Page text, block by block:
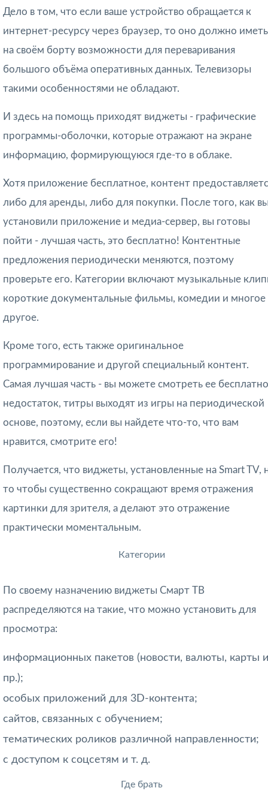
Дело в том, что если ваше устройство обращается к
интернет-ресурсу через браузер, то оно должно иметь
на своём борту возможности для переваривания
большого объёма оперативных данных. Телевизоры
такими особенностями не обладают.
И здесь на помощь приходят виджеты - графические
программы-оболочки, которые отражают на экране
информацию, формирующуюся где-то в облаке.
Хотя приложение бесплатное, контент
либо для аренды, либо для покупки. После того, как
установили приложение и медиа-сервер, вы готовы
пойти - лучшая часть, это бесплатно! Контентные
предложения периодически меняются, поэтому
проверьте его. Категории включают музыкальные
короткие документальные фильмы, комедии и многое
другое.
Кроме того, есть также оригинальное
программирование и другой специальный контент.
Самая лучшая часть - вы можете смотреть ее
недостаток, титры выходят из игры на периодической
основе, поэтому, если вы найдете что-то, что вам
нравится, смотрите его!
Получается, что виджеты, установленные на Smart TV,
то чтобы существенно сокращают время отражения
картинки для зрителя, а делают это отражение
практически моментальным.
Категории
По своему назначению виджеты Смарт ТВ
распределяются на такие, что можно установить для
просмотра:
информационных пакетов (новости, валюты, карты и
пр.);
особых приложений для 3D-контента;
сайтов, связанных с обучением;
тематических роликов различной направленности;
с доступом к соцсетям и т. д.
Где брать